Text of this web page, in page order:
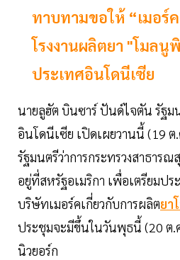
ทาบทามขอให้ “เมอร์
โรงงานผลิตยา "โมลนู
ประเทศอินโดนีเซีย
นายลูฮัต บินซาร์ ปันด์ไจตัน รัฐม
อินโดนีเซีย เปิดเผยวานนี้ (19 ต.
รัฐมนตรีว่าการกระทรวงสาธาร
อยู่ที่สหรัฐอเมริกา เพื่อเตรียมป
บริษัทเมอร์คเกี่ยวกับการผลิตยา
ประชุมจะมีขึ้นในวันพุธนี้ (20 ต.
นิวยอร์ก